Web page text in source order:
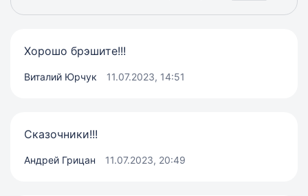
Хорошо брэшите!!!
Виталий Юрчук 11.07.2023, 14:51
Сказочники!!!
Андрей Грицан 11.07.2023, 20:49